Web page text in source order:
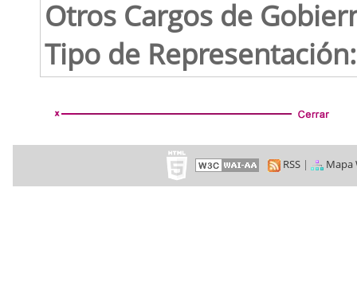
Otros Cargos de
Tipo de Representación:
RSS| Mapa